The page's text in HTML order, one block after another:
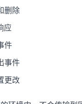
删除
应
件
事件
更改